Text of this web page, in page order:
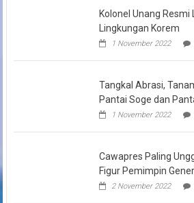
Kolonel Unang Resmi
Lingkungan Korem
1 November 2022
Tangkal Abrasi,
Pantai Soge dan
1 November 2022
Cawapres Paling
Figur Pemimpin
2 November 2022